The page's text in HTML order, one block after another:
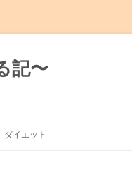
記〜
ダイエット